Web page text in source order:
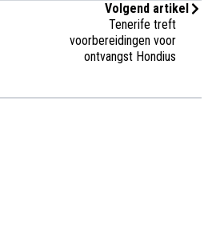
Volgend artikel
Tenerife treft
voorbereidingen voor
ontvangst Hondius